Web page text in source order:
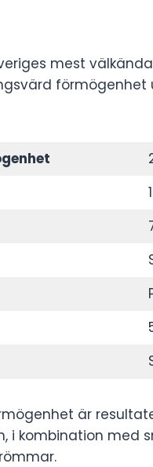
mest
förmögenhet
är
i kombination med